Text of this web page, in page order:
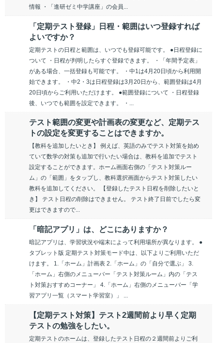
情報 ・「進研ゼミ中学講座」の会員...
「定期テスト登録」日程・範囲はいつ登録すれば
よいですか？
定期テストの日程と範囲は、いつでも登録可能です。 ●日程登録に
ついて ・日程が判明したらすぐ登録できます。 ・「年間予定表」
がある場合、一括登録も可能です。 ・中1は4月20日頃から利用開
始できます。 ・中2・3は日程登録は3月20日から、範囲登録は4月
20日頃からご利用いただけます。 ●範囲登録について ・日程登録
後、いつでも範囲を設定できます。 ・...
テスト範囲の変更や計画表の変更など、定期テス
トの設定を変更することはできますか。
【教科を追加したいとき】 例えば、英語のみでテスト対策を始め
ていて数学の対策も追加で行いたい場合は、教科を追加でテスト
設定することができます。ホーム画面右側の「テスト対策ルー
ム」の「範囲」をタップし、教科選択画面からテスト対策したい
教科を追加してください。 【登録したテスト日程を削除したいと
き】 テスト日程の削除はできません。 テスト終了日前でしたら変
更はできますので...
「暗記アプリ」は、どこにありますか？
暗記アプリは、学習状況や端末によって利用場所が異なります。 ●
タブレット版 定期テスト対策モード中は、以下よりご利用いただ
けます。 1.「ホーム」計画表 2.「ホーム」の「自分で選ぶ」 3.
「ホーム」右側のメニューバー「テスト対策ルーム」内の「テス
ト対策おすすめコーナー」 4.「ホーム」右側のメニューバー「学
習アプリ一覧（スマート学習室）」 ...
【定期テスト対策】テスト2週間前より早く定期
テストの勉強をしたい。
定期テストのホームは、登録したテスト日程の２週間前よりご利